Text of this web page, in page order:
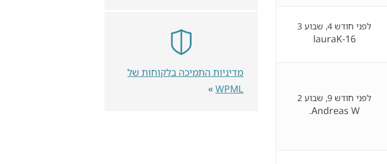
לפני חודש 4, שבוע 3
lauraK-16
לפני חודש 9, שבוע 2
Andreas W.
מדיניות התמיכה בלקוחות של
WPML
»